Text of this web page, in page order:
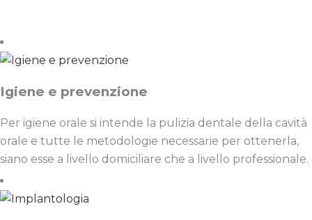
Igiene e prevenzione
Per igiene orale si intende la pulizia dentale della cavità
orale e tutte le metodologie necessarie per ottenerla,
siano esse a livello domiciliare che a livello professionale.